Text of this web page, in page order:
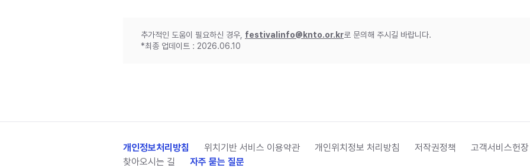
추가적인 도움이 필요하신 경우, festivalinfo@knto.or.kr로 문의해 주시길 바랍니다.
*최종 업데이트 : 2026.06.10
개인정보처리방침 위치기반 서비스 이용약관 개인위치정보 처리방침 저작권정책 고객서비스헌장
찾아오시는 길
자주 묻는 질문